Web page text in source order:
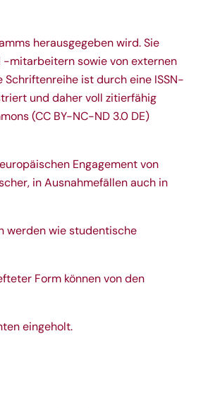
herausgegeben wird. Sie
mitarbeitern sowie von externen
ist durch eine ISSN-
und daher voll zitierfähig
(CC BY-NC-ND 3.0 DE)
Engagement von
in Ausnahmefällen auch in
werden wie studentische
Form können von den
eingeholt.